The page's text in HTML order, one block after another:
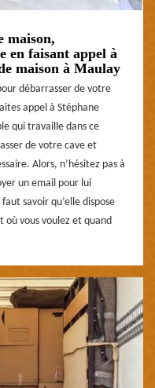
maison,
en faisant appel à
maison à Maulay
débarrasser de votre
appel à Stéphane
qui travaille dans ce
de votre cave et
Alors, n’hésitez pas à
un email pour lui
savoir qu’elle dispose
vous voulez et quand